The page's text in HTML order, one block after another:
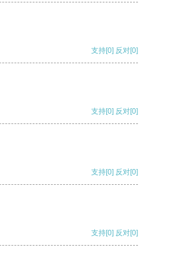
支持[0] 反对[0]
支持[0] 反对[0]
支持[0] 反对[0]
支持[0] 反对[0]